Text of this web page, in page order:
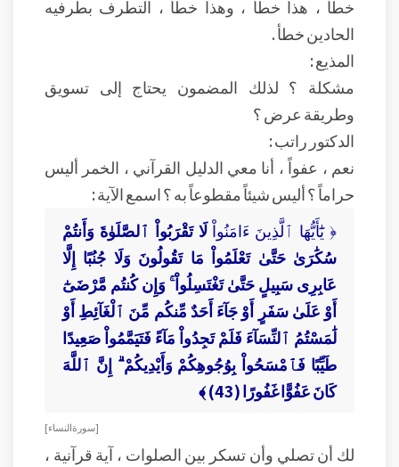
خطأ ، هذا خطأ ، وهذا خطأ ، التطرف بطرفيه
الحادين خطأ .
المذيع :
مشكلة ؟ لذلك المضمون يحتاج إلى تسويق
وطريقة عرض ؟
الدكتور راتب :
نعم ، عفواً ، أنا معي الدليل القرآني ، الخمر أليس
حراماً ؟ أليس شيئاً مقطوعاً به ؟ اسمع الآية :
﴿ يَٰٓأَيُّهَا ٱلَّذِينَ ءَامَنُواْلَا تَقْرَبُواْ ٱلصَّلَوٰةَ وَأَنتُمْ
سُكَٰرَىٰحَتَّىٰ تَعْلَمُواْ مَا تَقُولُونَ وَلَا جُنُبًا إِلَّا
عَابِرِى سَبِيلٍ حَتَّىٰ تَغْتَسِلُواْ ۚ وَإِن كُنتُم مَّرْضَىٰٓ
أَوْ عَلَىٰ سَفَرٍ أَوْ جَآءَ أَحَدٌ مِّنكُم مِّنَ ٱلْغَآئِطِ أَوْ
لَٰمَسْتُمُ ٱلنِّسَآءَ فَلَمْ تَجِدُواْ مَآءً فَتَيَمَّمُواْ صَعِيدًا
طَيِّبًا فَٱمْسَحُواْ بِوُجُوهِكُمْ وَأَيْدِيكُمْ ۗ إِنَّ ٱللَّهَ
كَانَ عَفُوًّا غَفُورًا (43) ﴾
[ سورة النساء ]
لك أن تصلي وأن تسكر بين الصلوات ، آية قرآنية ،